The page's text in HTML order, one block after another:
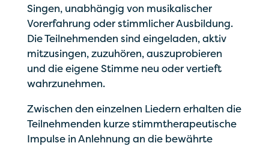
Singen, unabhängig von musikalischer
Vorerfahrung oder stimmlicher Ausbildung.
Die Teilnehmenden sind eingeladen, aktiv
mitzusingen, zuzuhören, auszuprobieren
und die eigene Stimme neu oder vertieft
wahrzunehmen.
Zwischen den einzelnen Liedern erhalten die
Teilnehmenden kurze stimmtherapeutische
Impulse in Anlehnung an die bewährte